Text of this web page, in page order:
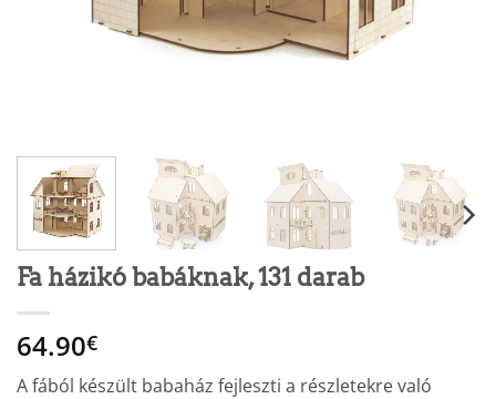
Fa házikó babáknak, 131 darab
64.90€
A fából készült babaház fejleszti a részletekre való